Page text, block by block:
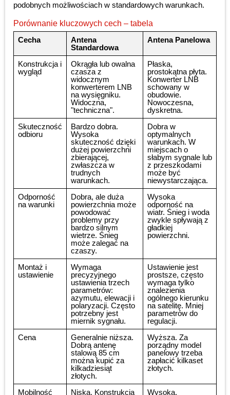
podobnych możliwościach w standardowych warunkach.
Porównanie kluczowych cech – tabela
Cecha
Antena
Standardowa
Antena Panelowa
Konstrukcja i
wygląd
Okrągła lub owalna
czasza z
widocznym
konwerterem LNB
na wysięgniku.
Widoczna,
"techniczna".
Płaska,
prostokątna płyta.
Konwerter LNB
schowany w
obudowie.
Nowoczesna,
dyskretna.
Skuteczność
odbioru
Bardzo dobra.
Wysoka
skuteczność dzięki
dużej powierzchni
zbierającej,
zwłaszcza w
trudnych
warunkach.
Dobra w
optymalnych
warunkach. W
miejscach o
słabym sygnale lub
z przeszkodami
może być
niewystarczająca.
Odporność
na warunki
Dobra, ale duża
powierzchnia może
powodować
problemy przy
bardzo silnym
wietrze. Śnieg
może zalegać na
czaszy.
Wysoka
odporność na
wiatr. Śnieg i woda
zwykle spływają z
gładkiej
powierzchni.
Montaż i
ustawienie
Wymaga
precyzyjnego
ustawienia trzech
parametrów:
azymutu, elewacji i
polaryzacji. Często
potrzebny jest
miernik sygnału.
Ustawienie jest
prostsze, często
wymaga tylko
znalezienia
ogólnego kierunku
na satelitę. Mniej
parametrów do
regulacji.
Cena
Generalnie niższa.
Dobrą antenę
stalową 85 cm
można kupić za
kilkadziesiąt
złotych.
Wyższa. Za
porządny model
panelowy trzeba
zapłacić kilkaset
złotych.
Mobilność
Niska. Konstrukcja
Wysoka,